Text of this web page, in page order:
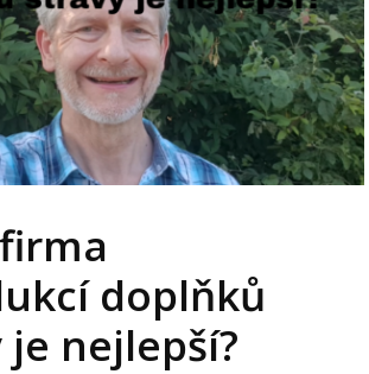
doplňků
nejlepší?